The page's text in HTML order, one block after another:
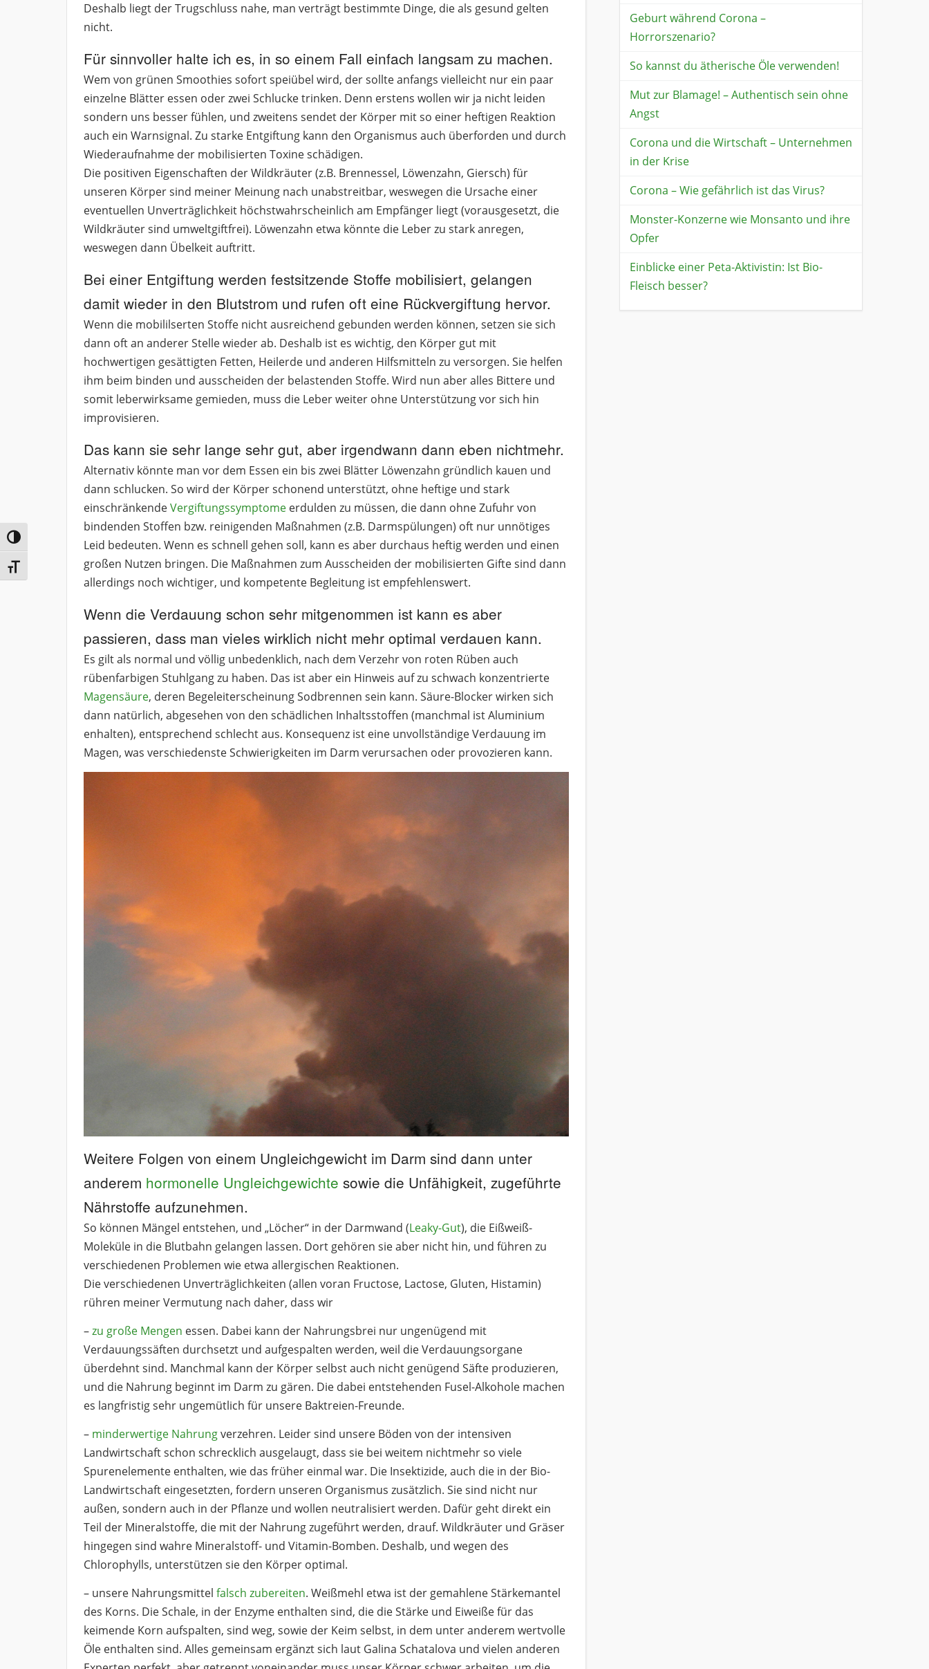
Umschalten auf hohe Kontraste
Schrift vergrößern
Deshalb liegt der Trugschluss nahe, man verträgt bestimmte Dinge, die als gesund gelten
nicht.
Für sinnvoller halte ich es, in so einem Fall einfach langsam zu machen.
Wem von grünen Smoothies sofort speiübel wird, der sollte anfangs vielleicht nur ein paar
einzelne Blätter essen oder zwei Schlucke trinken. Denn erstens wollen wir ja nicht leiden
sondern uns besser fühlen, und zweitens sendet der Körper mit so einer heftigen Reaktion
auch ein Warnsignal. Zu starke Entgiftung kann den Organismus auch überforden und durch
Wiederaufnahme der mobilisierten Toxine schädigen.
Die positiven Eigenschaften der Wildkräuter (z.B. Brennessel, Löwenzahn, Giersch) für
unseren Körper sind meiner Meinung nach unabstreitbar, weswegen die Ursache einer
eventuellen Unverträglichkeit höchstwahrscheinlich am Empfänger liegt (vorausgesetzt, die
Wildkräuter sind umweltgiftfrei). Löwenzahn etwa könnte die Leber zu stark anregen,
weswegen dann Übelkeit auftritt.
Bei einer Entgiftung werden festsitzende Stoffe mobilisiert, gelangen
damit wieder in den Blutstrom und rufen oft eine Rückvergiftung hervor.
Wenn die mobililserten Stoffe nicht ausreichend gebunden werden können, setzen sie sich
dann oft an anderer Stelle wieder ab. Deshalb ist es wichtig, den Körper gut mit
hochwertigen gesättigten Fetten, Heilerde und anderen Hilfsmitteln zu versorgen. Sie helfen
ihm beim binden und ausscheiden der belastenden Stoffe. Wird nun aber alles Bittere und
somit leberwirksame gemieden, muss die Leber weiter ohne Unterstützung vor sich hin
improvisieren.
Das kann sie sehr lange sehr gut, aber irgendwann dann eben nichtmehr.
Alternativ könnte man vor dem Essen ein bis zwei Blätter Löwenzahn gründlich kauen und
dann schlucken. So wird der Körper schonend unterstützt, ohne heftige und stark
einschränkendeVergiftungssymptome erdulden zu müssen, die dann ohne Zufuhr von
bindenden Stoffen bzw. reinigenden Maßnahmen (z.B. Darmspülungen) oft nur unnötiges
Leid bedeuten. Wenn es schnell gehen soll, kann es aber durchaus heftig werden und einen
großen Nutzen bringen. Die Maßnahmen zum Ausscheiden der mobilisierten Gifte sind dann
allerdings noch wichtiger, und kompetente Begleitung ist empfehlenswert.
Wenn die Verdauung schon sehr mitgenommen ist kann es aber
passieren, dass man vieles wirklich nicht mehr optimal verdauen kann.
Es gilt als normal und völlig unbedenklich, nach dem Verzehr von roten Rüben auch
rübenfarbigen Stuhlgang zu haben. Das ist aber ein Hinweis auf zu schwach konzentrierte
Magensäure, deren Begeleiterscheinung Sodbrennen sein kann. Säure-Blocker wirken sich
dann natürlich, abgesehen von den schädlichen Inhaltsstoffen (manchmal ist Aluminium
enhalten), entsprechend schlecht aus. Konsequenz ist eine unvollständige Verdauung im
Magen, was verschiedenste Schwierigkeiten im Darm verursachen oder provozieren kann.
Weitere Folgen von einem Ungleichgewicht im Darm sind dann unter
anderem hormonelle Ungleichgewichte sowie die Unfähigkeit, zugeführte
Nährstoffe aufzunehmen.
So können Mängel entstehen, und „Löcher“ in der Darmwand (Leaky-Gut), die Eißweiß-
Moleküle in die Blutbahn gelangen lassen. Dort gehören sie aber nicht hin, und führen zu
verschiedenen Problemen wie etwa allergischen Reaktionen.
Die verschiedenen Unverträglichkeiten (allen voran Fructose, Lactose, Gluten, Histamin)
rühren meiner Vermutung nach daher, dass wir
–zu große Mengen essen. Dabei kann der Nahrungsbrei nur ungenügend mit
Verdauungssäften durchsetzt und aufgespalten werden, weil die Verdauungsorgane
überdehnt sind. Manchmal kann der Körper selbst auch nicht genügend Säfte produzieren,
und die Nahrung beginnt im Darm zu gären. Die dabei entstehenden Fusel-Alkohole machen
es langfristig sehr ungemütlich für unsere Baktreien-Freunde.
– minderwertige Nahrungverzehren. Leider sind unsere Böden von der intensiven
Landwirtschaft schon schrecklich ausgelaugt, dass sie bei weitem nichtmehr so viele
Spurenelemente enthalten, wie das früher einmal war. Die Insektizide, auch die in der Bio-
Landwirtschaft eingesetzten, fordern unseren Organismus zusätzlich. Sie sind nicht nur
außen, sondern auch in der Pflanze und wollen neutralisiert werden. Dafür geht direkt ein
Teil der Mineralstoffe, die mit der Nahrung zugeführt werden, drauf. Wildkräuter und Gräser
hingegen sind wahre Mineralstoff- und Vitamin-Bomben. Deshalb, und wegen des
Chlorophylls, unterstützen sie den Körper optimal.
– unsere Nahrungsmittel falsch zubereiten. Weißmehl etwa ist der gemahlene Stärkemantel
des Korns. Die Schale, in der Enzyme enthalten sind, die die Stärke und Eiweiße für das
keimende Korn aufspalten, sind weg, sowie der Keim selbst, in dem unter anderem wertvolle
Öle enthalten sind. Alles gemeinsam ergänzt sich laut Galina Schatalova und vielen anderen
Geburt während Corona –
Horrorszenario?
So kannst du ätherische Öle verwenden!
Mut zur Blamage! – Authentisch sein ohne
Angst
Corona und die Wirtschaft – Unternehmen
in der Krise
Corona – Wie gefährlich ist das Virus?
Monster-Konzerne wie Monsanto und ihre
Opfer
Einblicke einer Peta-Aktivistin: Ist Bio-
Fleisch besser?